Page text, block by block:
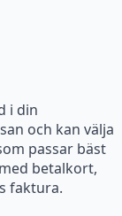
i din
och kan välja
passar bäst
betalkort,
faktura.